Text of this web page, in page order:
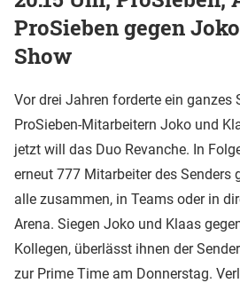
ProSieben gegen
Show
Vor drei Jahren forderte ein ganzes
ProSieben-Mitarbeitern Joko und
jetzt will das Duo Revanche. In
erneut 777 Mitarbeiter des Senders
alle zusammen, in Teams oder in
Arena. Siegen Joko und Klaas
Kollegen, überlässt ihnen der
zur Prime Time am Donnerstag.